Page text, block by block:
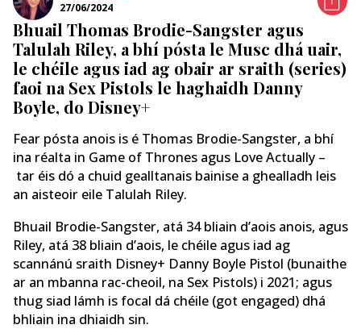
27/06/2024
Bhuail Thomas Brodie-Sangster agus
Talulah Riley, a bhí pósta le Musc dhá uair,
le chéile agus iad ag obair ar sraith (series)
faoi na Sex Pistols le haghaidh Danny
Boyle, do Disney+
Fear pósta anois is é Thomas Brodie-Sangster, a bhí
ina réalta in Game of Thrones agus Love Actually –
tar éis dó a chuid gealltanais bainise a ghealladh leis
an aisteoir eile Talulah Riley.
Bhuail Brodie-Sangster, atá 34 bliain d’aois anois, agus
Riley, atá 38 bliain d’aois, le chéile agus iad ag
scannánú sraith Disney+ Danny Boyle Pistol (bunaithe
ar an mbanna rac-cheoil, na Sex Pistols) i 2021; agus
thug siad lámh is focal dá chéile (got engaged) dhá
bhliain ina dhiaidh sin.